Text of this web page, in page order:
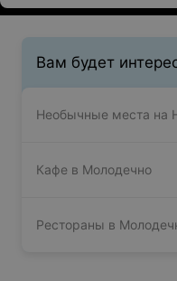
Вам будет
Необычные места на
Кафе в Молодечно
Рестораны в